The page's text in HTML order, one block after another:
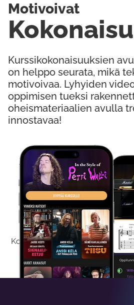
Kokeile
Kokeilemalla ilmaiseksi saat
viikon ajaksi.
Kurssikokonaisuuksien
on helppo seurata, mikä
motivoivaa. Lyhyiden
oppimisen tueksi
oheismateriaalien avulla
innostavaa!
Motivoivat